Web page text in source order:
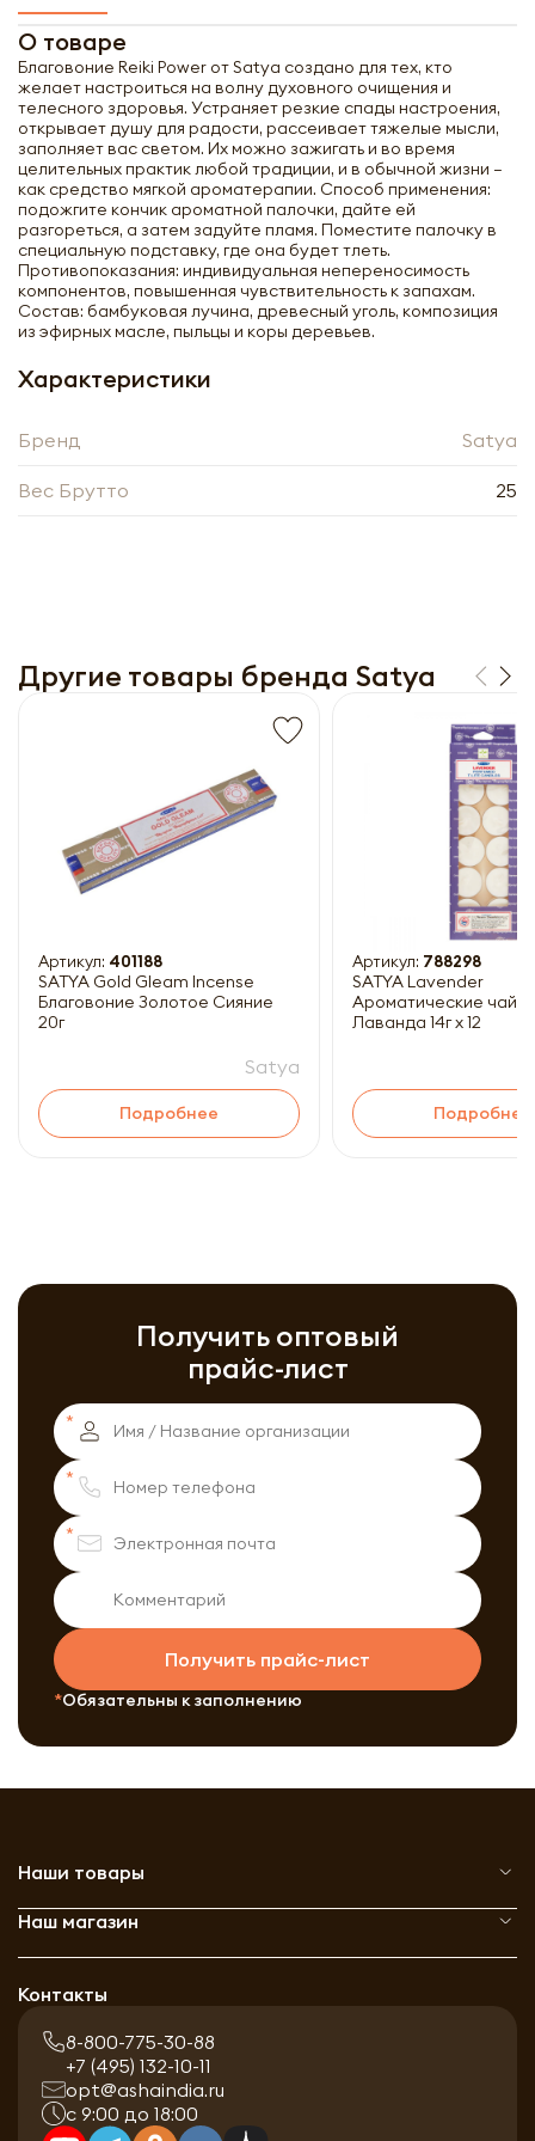
О товаре
Благовоние Reiki Power от Satya создано для тех, кто
желает настроиться на волну духовного очищения и
телесного здоровья. Устраняет резкие спады настроения,
открывает душу для радости, рассеивает тяжелые мысли,
заполняет вас светом. Их можно зажигать и во время
целительных практик любой традиции, и в обычной жизни —
как средство мягкой ароматерапии. Способ применения:
подожгите кончик ароматной палочки, дайте ей
разгореться, а затем задуйте пламя. Поместите палочку в
специальную подставку, где она будет тлеть.
Противопоказания: индивидуальная непереносимость
компонентов, повышенная чувствительность к запахам.
Состав: бамбуковая лучина, древесный уголь, композиция
из эфирных масле, пыльцы и коры деревьев.
Характеристики
Бренд Satya
Вес Брутто 25
Другие товары бренда Satya
Артикул: 401188
SATYA Gold Gleam Incense
Благовоние Золотое Сияние
20г
Satya
Подробнее
Артикул: 788298
SATYA Lavender
Ароматические
Лаванда 14г x 12
Подробнее
Получить оптовый
прайс-лист
Получить прайс-лист
Обязательны к заполнению
Получить прайс-лист
Обязательны к заполнению
Наши товары
Наш магазин
Контакты
8-800-775-30-88
+7 (495) 132-10-11
opt@ashaindia.ru
с 9:00 до 18:00